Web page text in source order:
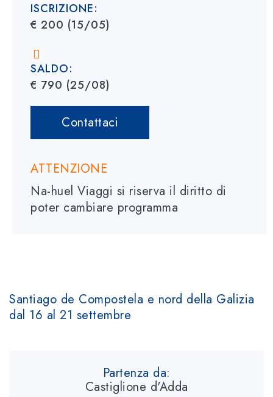
Santiago de Compostela e nord della Galizia
dal 16 al 21 settembre
Partenza da:
Castiglione d'Adda
ISCRIZIONE:
€ 200 (15/05)
SALDO:
€ 790 (25/08)
Contattaci
ATTENZIONE
Na-huel Viaggi si riserva il diritto di
poter cambiare programma